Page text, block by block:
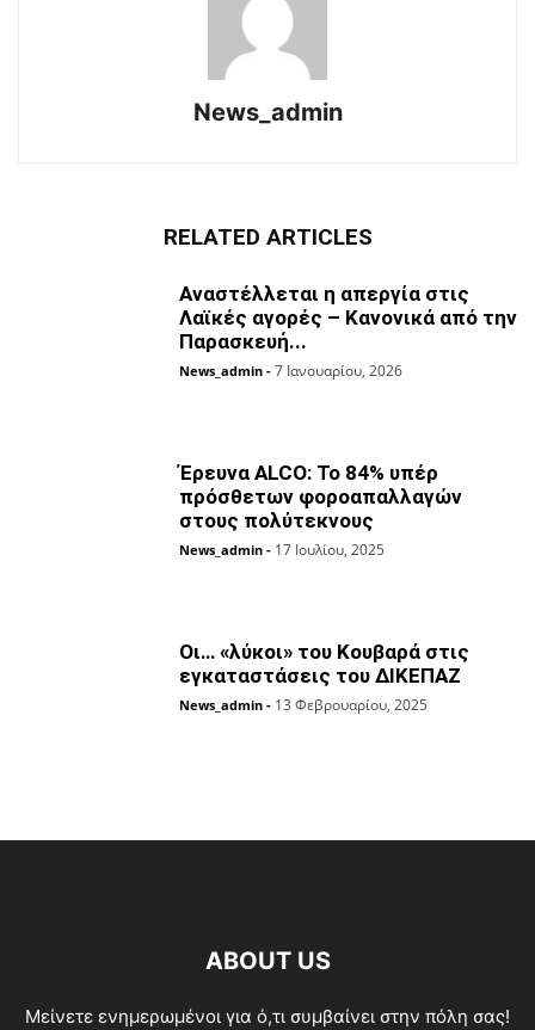
News_admin
RELATED ARTICLES
Αναστέλλεται η απεργία στις
Λαϊκές αγορές – Κανονικά από την
Παρασκευή...
News_admin - 7 Ιανουαρίου, 2026
Έρευνα ALCO: Το 84% υπέρ
πρόσθετων φοροαπαλλαγών
στους πολύτεκνους
News_admin - 17 Ιουλίου, 2025
Οι… «λύκοι» του Κουβαρά στις
εγκαταστάσεις του ΔΙΚΕΠΑΖ
News_admin - 13 Φεβρουαρίου, 2025
ABOUT US
Μείνετε ενημερωμένοι για ό,τι συμβαίνει στην πόλη σας!